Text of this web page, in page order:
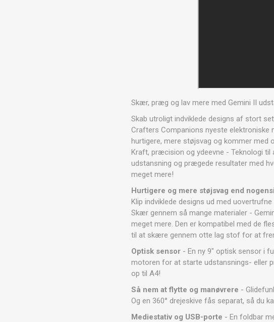
Skær, præg og lav mere med Gemini II
Skab utroligt indviklede designs af stort
Crafters Companions nyeste elektroniske
hurtigere, mere støjsvag og kommer med
Kraft, præcision og ydeevne - Teknologi til
udstansning og prægede resultater med
meget mere!
Hurtigere og mere støjsvag end
Klip indviklede designs ud med
Skær gennem så mange materialer -
meget mere. Den er kompatibel med de
til at skære gennem otte lag stof for at
Optisk sensor - En ny 9" optisk sensor i
motoren for at starte udstansnings- eller
op til A4!
Så nem at flytte og manøvrere -
Og en 360° drejeskive fås separat, så du
Mediestativ og USB-porte - En foldbar